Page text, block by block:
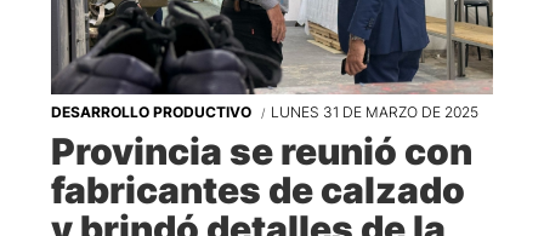
DESARROLLO PRODUCTIVO LUNES 31 DE MARZO DE 2025
Provincia se reunió con
fabricantes de calzado